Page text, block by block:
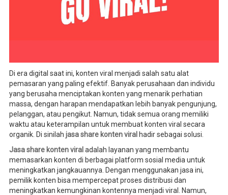
Di era digital saat ini, konten viral menjadi salah satu alat
pemasaran yang paling efektif. Banyak perusahaan dan individu
yang berusaha menciptakan konten yang menarik perhatian
massa, dengan harapan mendapatkan lebih banyak pengunjung,
pelanggan, atau pengikut. Namun, tidak semua orang memiliki
waktu atau keterampilan untuk membuat konten viral secara
organik. Di sinilah jasa share konten viral hadir sebagai solusi.
Jasa share konten viral adalah layanan yang membantu
memasarkan konten di berbagai platform sosial media untuk
meningkatkan jangkauannya. Dengan menggunakan jasa ini,
pemilik konten bisa mempercepat proses distribusi dan
meningkatkan kemungkinan kontennya menjadi viral. Namun,